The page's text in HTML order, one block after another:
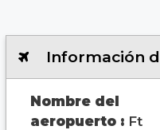
Información
Nombre del
aeropuerto : Ft